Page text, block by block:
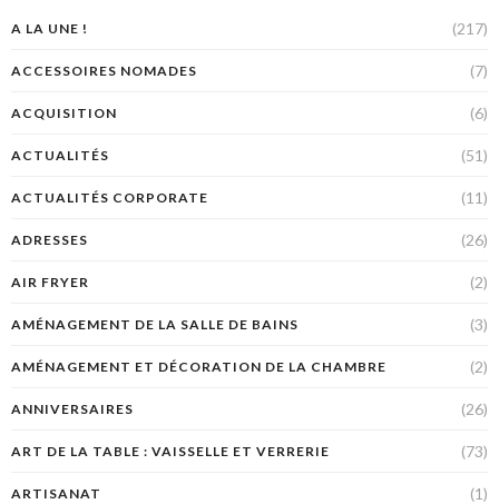
A LA UNE ! (217)
ACCESSOIRES NOMADES (7)
ACQUISITION (6)
ACTUALITÉS (51)
ACTUALITÉS CORPORATE (11)
ADRESSES (26)
AIR FRYER (2)
AMÉNAGEMENT DE LA SALLE DE BAINS (3)
AMÉNAGEMENT ET DÉCORATION DE LA CHAMBRE (2)
ANNIVERSAIRES (26)
ART DE LA TABLE : VAISSELLE ET VERRERIE (73)
ARTISANAT (1)